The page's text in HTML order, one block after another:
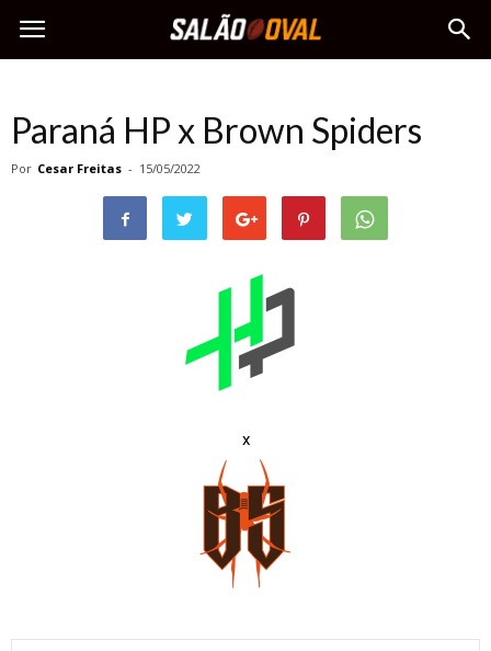
Paraná HP x Brown Spiders
Por Cesar Freitas - 15/05/2022
x